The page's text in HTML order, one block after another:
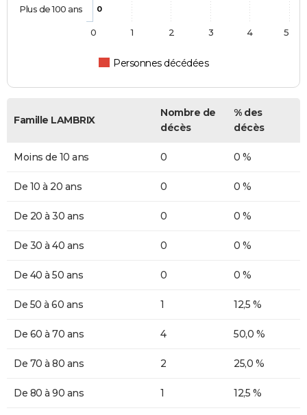
0
Personnes décédées
Plus de 100 ans
0 1 2 3 4 5
Famille LAMBRIX
Nombre de
décès
% des
décès
Moins de 10 ans 0 0 %
De 10 à 20 ans 0 0 %
De 20 à 30 ans 0 0 %
De 30 à 40 ans 0 0 %
De 40 à 50 ans 0 0 %
De 50 à 60 ans 1 12,5 %
De 60 à 70 ans 4 50,0 %
De 70 à 80 ans 2 25,0 %
De 80 à 90 ans 1 12,5 %